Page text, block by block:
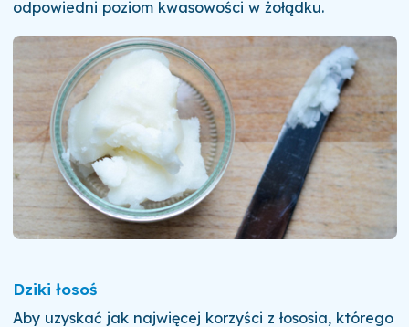
odpowiedni poziom kwasowości w żołądku.
Dziki łosoś
Aby uzyskać jak najwięcej korzyści z łososia, którego